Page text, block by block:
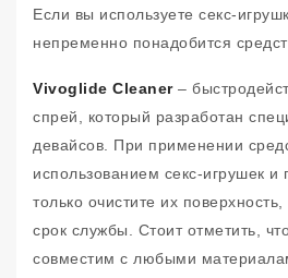
Если вы используете секс-
непременно понадобится
Vivoglide Cleaner–
спрей, который разработан
девайсов. При применении
использованием секс-игрушек и
только очистите их
срок службы. Стоит отметить,
совместим с любыми